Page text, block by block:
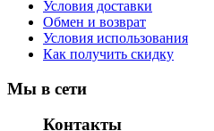
Условия доставки
Обмен и возврат
Условия использования
Как получить скидку
Мы в сети
Контакты